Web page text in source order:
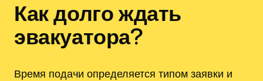
Как долго ждать
эвакуатора?
Время подачи определяется типом заявки и